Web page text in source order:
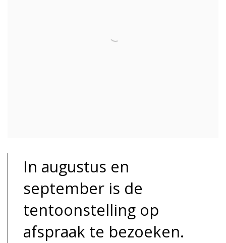
In augustus en
september is de
tentoonstelling op
afspraak te bezoeken.